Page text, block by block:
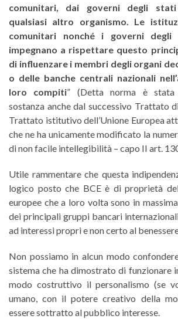
comunitari, dai governi degli
qualsiasi altro organismo. Le
comunitari nonché i governi
impegnano a rispettare questo
di influenzare i membri degli organi
o delle banche centrali nazionali
loro compiti” (Detta norma è stata
sostanza anche dal successivo Trattato
Trattato istitutivo dell’Unione Europea
che ne ha unicamente modificato la
di non facile intellegibilità – capo II art.
Utile rammentare che questa
logico posto che BCE è di proprietà
europee che a loro volta sono in
dei principali gruppi bancari
ad interessi propri e non certo al
Non possiamo in alcun modo
sistema che ha dimostrato di funzionare
modo costruttivo il personalismo (se
umano, con il potere creativo della
essere sottratto al pubblico interesse.